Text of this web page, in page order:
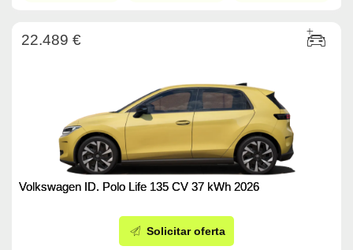
22.489 €
Volkswagen ID. Polo Life 135 CV 37 kWh 2026
Solicitar oferta